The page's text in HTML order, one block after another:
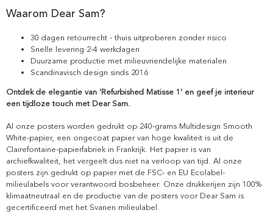
Waarom Dear Sam?
30 dagen retourrecht - thuis uitproberen zonder risico
Snelle levering 2-4 werkdagen
Duurzame productie met milieuvriendelijke materialen
Scandinavisch design sinds 2016
Ontdek de elegantie van 'Refurbished Matisse 1' en geef je interieur
een tijdloze touch met Dear Sam.
Al onze posters worden gedrukt op 240-grams Multidesign Smooth
White-papier, een ongecoat papier van hoge kwaliteit is uit de
Clairefontaine-papierfabriek in Frankrijk. Het papier is van
archiefkwaliteit, het vergeelt dus niet na verloop van tijd. Al onze
posters zijn gedrukt op papier met de FSC- en EU Ecolabel-
milieulabels voor verantwoord bosbeheer. Onze drukkerijen zijn 100%
klimaatneutraal en de productie van de posters voor Dear Sam is
gecertificeerd met het Svanen milieulabel.